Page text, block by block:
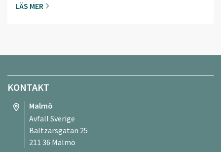
LÄS MER
KONTAKT
Malmö
Avfall Sverige
Baltzarsgatan 25
211 36 Malmö